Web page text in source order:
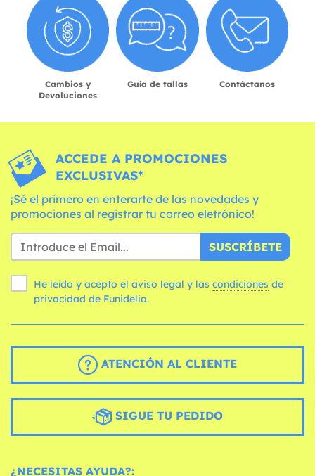
Cambios y
Devoluciones
Guía de tallas Contáctanos
ACCEDE A PROMOCIONES
EXCLUSIVAS*
¡Sé el primero en enterarte de las novedades y
promociones al registrar tu correo eletrónico!
SUSCRÍBETE
He leído y acepto el aviso legal y las condiciones
privacidad de Funidelia.
ATENCIÓN AL CLIENTE
SIGUE TU PEDIDO
¿NECESITAS AYUDA?: